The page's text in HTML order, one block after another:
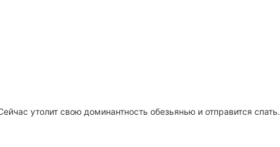
утолит свою доминантность обезьянью и отправится спать.